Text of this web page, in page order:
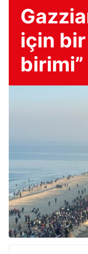
için